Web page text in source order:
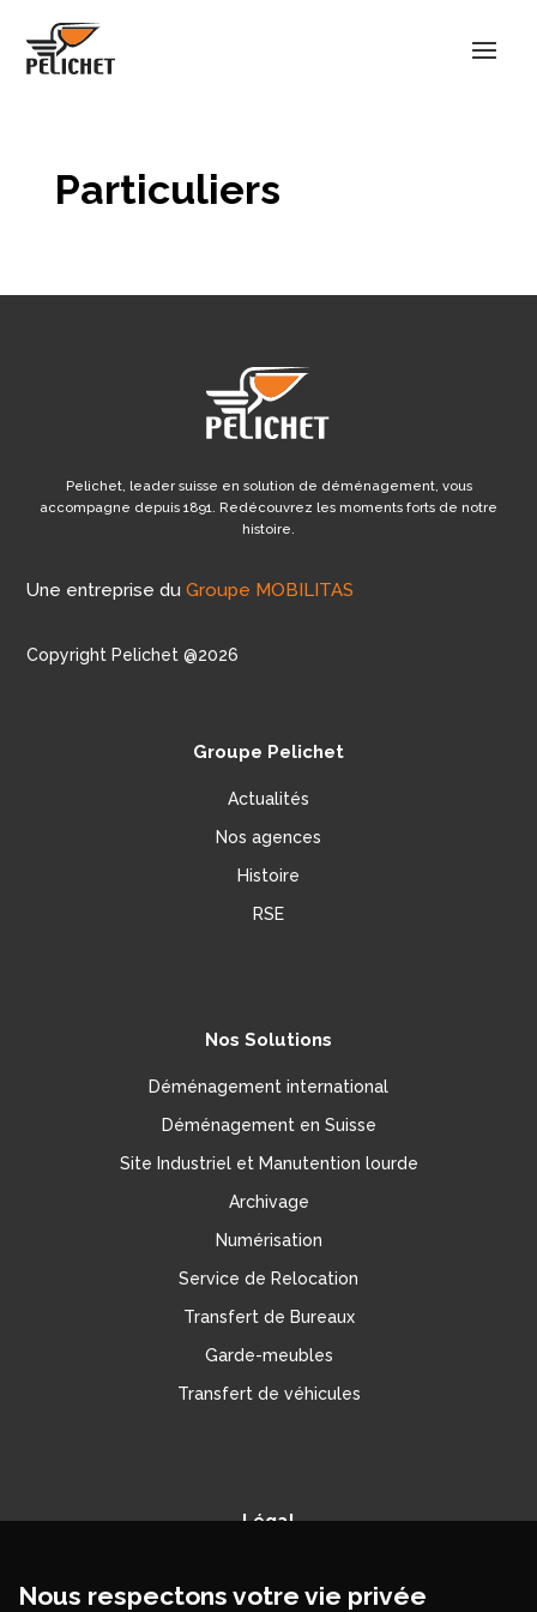
Particuliers
Pelichet, leader suisse en solution de déménagement, vous
accompagne depuis 1891. Redécouvrez les moments forts de notre
histoire.
Une entreprise duGroupe MOBILITAS
Copyright Pelichet @2026
Groupe Pelichet
Actualités
Nos agences
Histoire
RSE
Nos Solutions
Déménagement international
Déménagement en Suisse
Site Industriel et Manutention lourde
Archivage
Numérisation
Service de Relocation
Transfert de Bureaux
Garde-meubles
Transfert de véhicules
Légal